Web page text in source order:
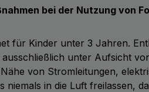
bei der Nutzung von
für Kinder unter 3 Jahren.
ausschließlich unter Aufsicht
von Stromleitungen,
niemals in die Luft freilassen,